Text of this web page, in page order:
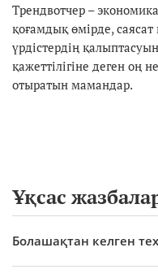
Трендвотчер –
қоғамдық өмірде,
үрдістердің
қажеттілігіне деген оң
отыратын мамандар.
Ұқсас
Болашақтан келген